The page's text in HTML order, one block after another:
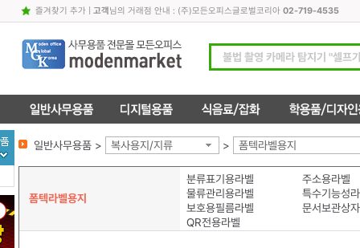
즐겨찾기 추가| 고객님의 거래점 안내 : (주)모든오피스글로벌코리아 02-719-4535
일반사무용품 > 복사용지/지류 > 폼텍라벨용지
폼텍라벨용지
분류표기용라벨
주소용라벨
물류관리용라벨
특수기능성
보호용필름라벨
문서보관상
QR전용라벨